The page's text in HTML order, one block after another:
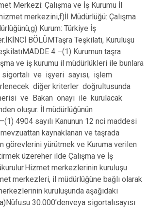
Merkezi: Çalışma ve İş Kurumu İl
merkezini,f)İl Müdürlüğü: Çalışma
Kurum: Türkiye İş
BÖLÜMTaşra Teşkilatı, Kuruluşu
4 –(1) Kurumun taşra
ve iş kurumu il müdürlükleri ile bunlara
sigortalı ve işyeri sayısı, işlem
diğer kriterler doğrultusunda
ve Bakan onayı ile kurulacak
oluşur. İl müdürlüğünün
4904 sayılı Kanunun 12 nci maddesi
mevzuattan kaynaklanan ve taşrada
görevlerini yürütmek ve Kuruma verilen
üzereher ilde Çalışma ve İş
merkezlerinin kuruluşu
merkezleri, il müdürlüğüne bağlı olarak
kuruluşunda aşağıdaki
30.000’denveya sigortalısayısı